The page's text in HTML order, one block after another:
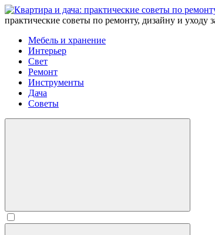
практические советы по ремонту, дизайну и уходу
Мебель и хранение
Интерьер
Свет
Ремонт
Инструменты
Дача
Советы